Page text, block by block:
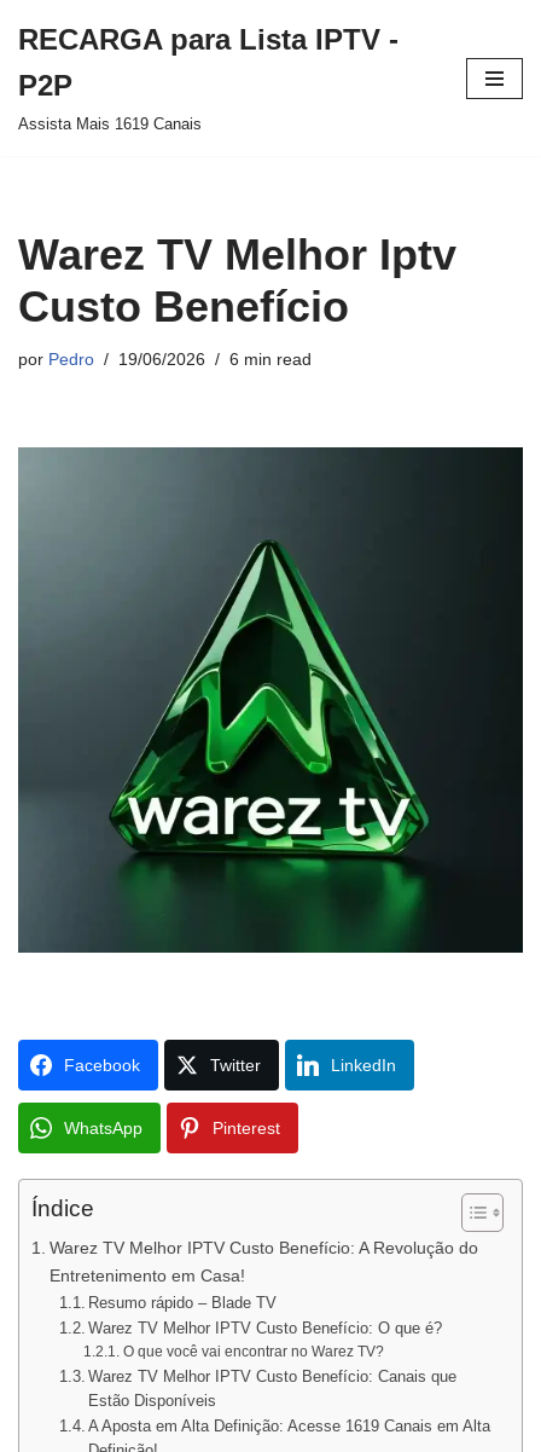
para
o
RECARGA para Lista IPTV -
P2P
Assista Mais 1619 Canais
Warez TV Melhor Iptv
Custo Benefício
por Pedro 19/06/2026 6 min read
Facebook Twitter LinkedIn
WhatsApp Pinterest
Índice
Warez TV Melhor IPTV Custo Benefício: A Revolução do
Entretenimento em Casa!
Resumo rápido – Blade TV
Warez TV Melhor IPTV Custo Benefício: O que é?
O que você vai encontrar no Warez TV?
Warez TV Melhor IPTV Custo Benefício: Canais que
Estão Disponíveis
A Aposta em Alta Definição: Acesse 1619 Canais em Alta